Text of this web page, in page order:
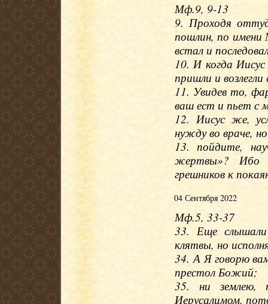
Мф.9, 9-13
9. Проходя
пошлин, по
встал и
10. И когда
пришли и
11. Увидев то,
ваш ест и пьет с
12. Иисус же,
нужду во враче,
13. пойдите,
жертвы»? Ибо
грешников к
04 Сентября 2022
Мф.5, 33-37
33. Еще
клятвы, но
34. А Я говорю
престол Божий;
35. ни землею,
Иерусалимом,